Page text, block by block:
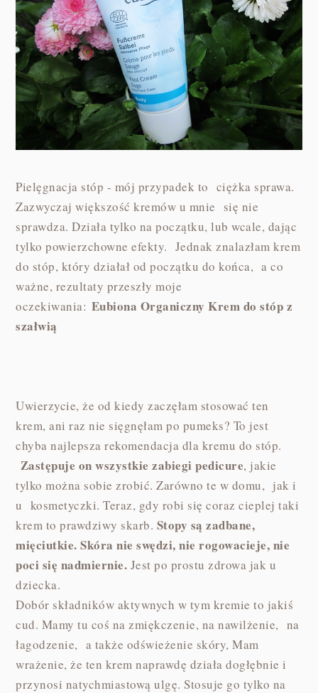
Pielęgnacja stóp - mój przypadek to ciężka sprawa.
Zazwyczaj większość kremów u mnie się nie
sprawdza. Działa tylko na początku, lub wcale, dając
tylko powierzchowne efekty. Jednak znalazłam krem
do stóp, który działał od początku do końca, a co
ważne, rezultaty przeszły moje
oczekiwania: Eubiona Organiczny Krem do stóp z
szałwią
Uwierzycie, że od kiedy zaczęłam stosować ten
krem, ani raz nie sięgnęłam po pumeks? To jest
chyba najlepsza rekomendacja dla kremu do stóp.
Zastępuje on wszystkie zabiegi pedicure, jakie
tylko można sobie zrobić. Zarówno te w domu, jak i
u kosmetyczki. Teraz, gdy robi się coraz cieplej taki
krem to prawdziwy skarb. Stopy są zadbane,
mięciutkie. Skóra nie swędzi, nie rogowacieje, nie
poci się nadmiernie. Jest po prostu zdrowa jak u
dziecka.
Dobór składników aktywnych w tym kremie to jakiś
cud. Mamy tu coś na zmiękczenie, na nawilżenie, na
łagodzenie, a także odświeżenie skóry, Mam
wrażenie, że ten krem naprawdę działa dogłębnie i
przynosi natychmiastową ulgę. Stosuje go tylko na